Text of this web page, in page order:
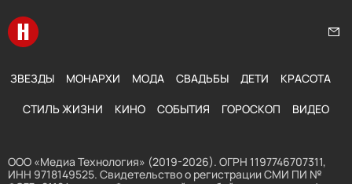
Перейти на главную
ЗВЕЗДЫ МОНАРХИ МОДА СВАДЬБЫ ДЕТИ КРАСОТА
СТИЛЬ ЖИЗНИ КИНО СОБЫТИЯ ГОРОСКОП ВИДЕО
ООО «Медиа Технология» (2019-2026). ОГРН 1197746707311,
ИНН 9718149525. Свидетельство о регистрации СМИ ПИ №